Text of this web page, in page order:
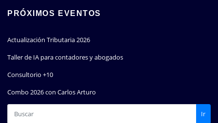
PRÓXIMOS EVENTOS
Actualización Tributaria 2026
Taller de IA para contadores y abogados
Consultorio +10
Combo 2026 con Carlos Arturo
Ir